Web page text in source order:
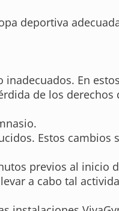
deportiva
En
de los
Estos cambios
previos al inicio
a cabo tal